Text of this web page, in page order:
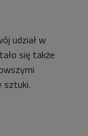
udział w
się także
sztuki.